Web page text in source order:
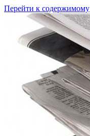
Перейти к содержимому